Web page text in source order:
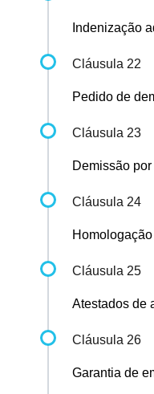
Indenização
Cláusula 22
Pedido de
Cláusula 23
Demissão por
Cláusula 24
Cláusula 25
Atestados de
Cláusula 26
Garantia de